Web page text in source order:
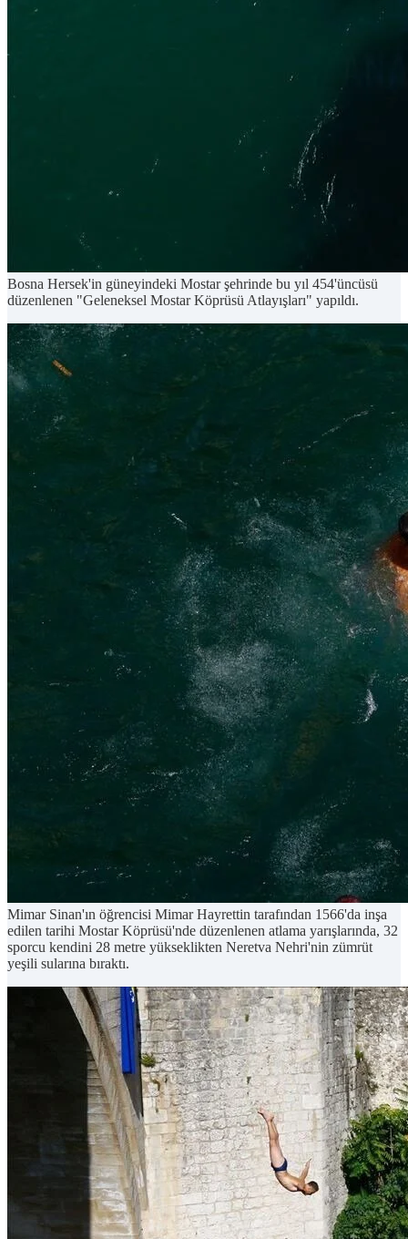
Bosna Hersek'in güneyindeki Mostar şehrinde bu yıl 454'üncüsü
düzenlenen "Geleneksel Mostar Köprüsü Atlayışları" yapıldı.
Mimar Sinan'ın öğrencisi Mimar Hayrettin tarafından 1566'da inşa
edilen tarihi Mostar Köprüsü'nde düzenlenen atlama yarışlarında, 32
sporcu kendini 28 metre yükseklikten Neretva Nehri'nin zümrüt
yeşili sularına bıraktı.